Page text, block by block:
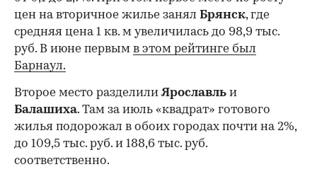
цен на вторичное жилье занял Брянск, где
средняя цена 1 кв. м увеличилась до 98,9 тыс.
руб. В июне первым в этом рейтинге был
Барнаул.
Второе место разделилиЯрославль и
Балашиха. Там за июль «квадрат» готового
жилья подорожал в обоих городах почти на 2%,
до 109,5 тыс. руб. и 188,6 тыс. руб.
соответственно.